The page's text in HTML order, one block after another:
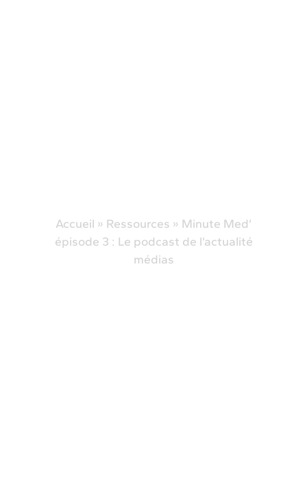
Accueil » Ressources » Minute Med’
épisode 3 : Le podcast de l’actualité
médias